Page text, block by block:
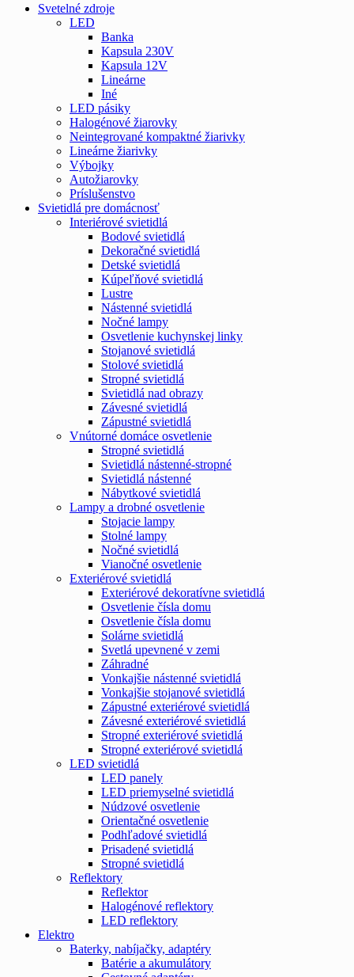
Svetelné zdroje
LED
Banka
Kapsula 230V
Kapsula 12V
Lineárne
Iné
LED pásiky
Halogénové žiarovky
Neintegrované kompaktné žiarivky
Lineárne žiarivky
Výbojky
Autožiarovky
Príslušenstvo
Svietidlá pre domácnosť
Interiérové svietidlá
Bodové svietidlá
Dekoračné svietidlá
Detské svietidlá
Kúpeľňové svietidlá
Lustre
Nástenné svietidlá
Nočné lampy
Osvetlenie kuchynskej linky
Stojanové svietidlá
Stolové svietidlá
Stropné svietidlá
Svietidlá nad obrazy
Závesné svietidlá
Zápustné svietidlá
Vnútorné domáce osvetlenie
Stropné svietidlá
Svietidlá nástenné-stropné
Svietidlá nástenné
Nábytkové svietidlá
Lampy a drobné osvetlenie
Stojacie lampy
Stolné lampy
Nočné svietidlá
Vianočné osvetlenie
Exteriérové svietidlá
Exteriérové dekoratívne svietidlá
Osvetlenie čísla domu
Osvetlenie čísla domu
Solárne svietidlá
Svetlá upevnené v zemi
Záhradné
Vonkajšie nástenné svietidlá
Vonkajšie stojanové svietidlá
Zápustné exteriérové svietidlá
Závesné exteriérové svietidlá
Stropné exteriérové svietidlá
Stropné exteriérové svietidlá
LED svietidlá
LED panely
LED priemyselné svietidlá
Núdzové osvetlenie
Orientačné osvetlenie
Podhľadové svietidlá
Prisadené svietidlá
Stropné svietidlá
Reflektory
Reflektor
Halogénové reflektory
LED reflektory
Elektro
Baterky, nabíjačky, adaptéry
Batérie a akumulátory